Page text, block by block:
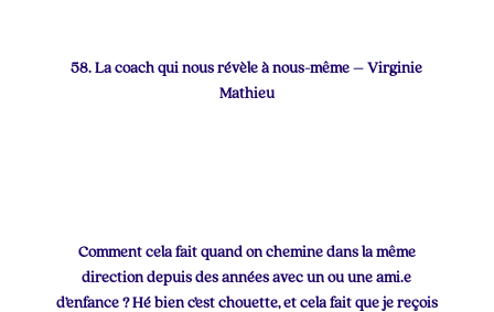
58. La coach qui nous révèle à nous-même – Virginie
Mathieu
Comment cela fait quand on chemine dans la même
direction depuis des années avec un ou une ami.e
d’enfance ? Hé bien c’est chouette, et cela fait que je reçois